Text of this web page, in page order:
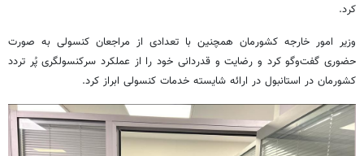
کرد.
وزیر امور خارجه کشورمان همچنین با تعدادی از مراجعان کنسولی به صورت
حضوری گفت‌وگو کرد و رضایت و قدردانی خود را از عملکرد سرکنسولگری پُر تردد
کشورمان در استانبول در ارائه شایسته خدمات کنسولی ابراز کرد.